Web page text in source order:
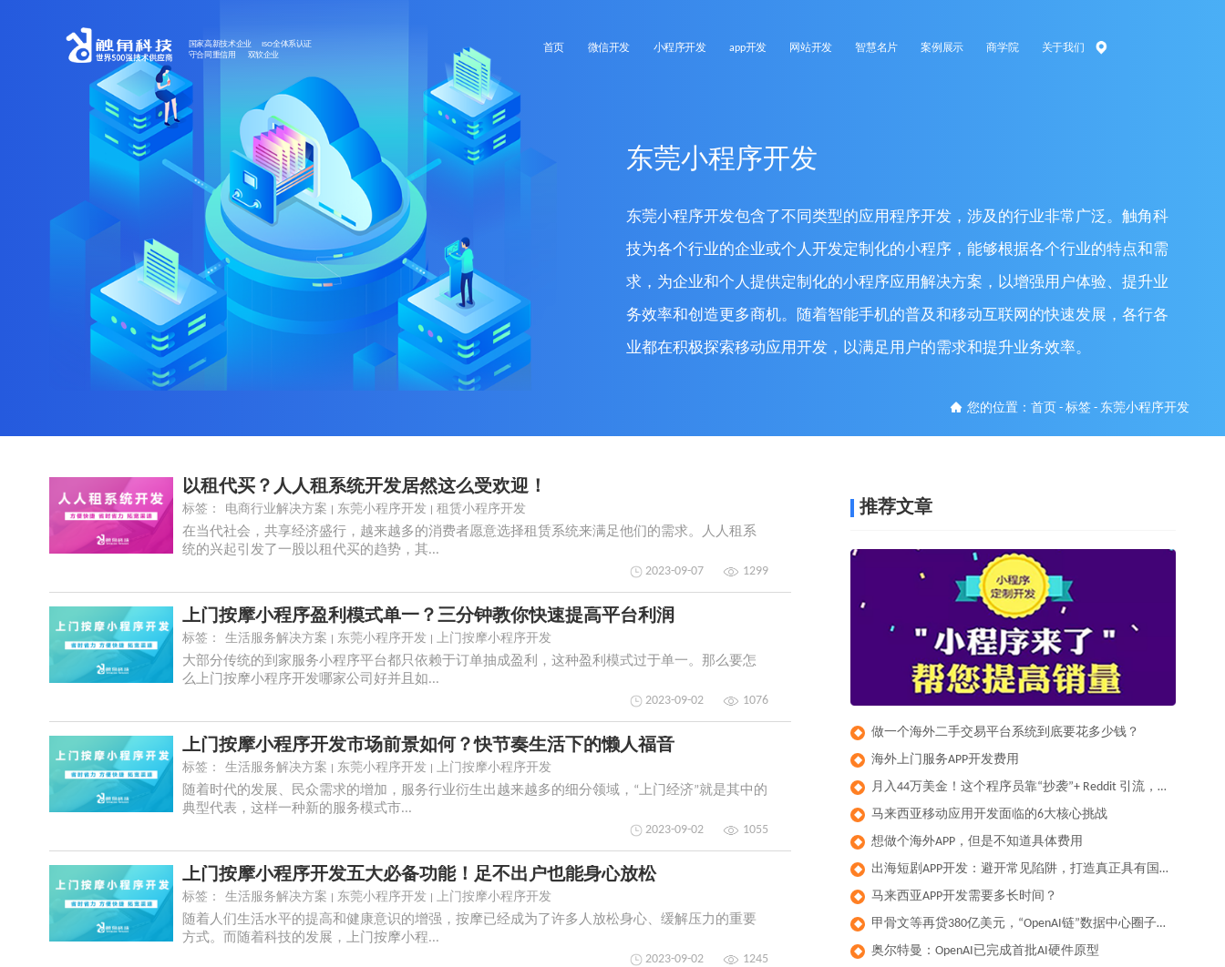
国家高新技术企业 ISO全体系认证
守合同重信用 双软企业
首页 微信开发 小程序开发 app开发 网站开发 智慧名片 案例展示 商学院 关于我们
东莞小程序开发
东莞小程序开发包含了不同类型的应用程序开发，涉及的行业非常广泛。触角科
技为各个行业的企业或个人开发定制化的小程序，能够根据各个行业的特点和需
求，为企业和个人提供定制化的小程序应用解决方案，以增强用户体验、提升业
务效率和创造更多商机。随着智能手机的普及和移动互联网的快速发展，各行各
业都在积极探索移动应用开发，以满足用户的需求和提升业务效率。
您的位置：首页 -标签 -东莞小程序开发
以租代买？人人租系统开发居然这么受欢迎！
标签： 电商行业解决方案 东莞小程序开发
租赁小程序开发
在当代社会，共享经济盛行，越来越多的消费者愿意选择租赁系统来满足他们的需求。人人租系
统的兴起引发了一股以租代买的趋势，其...
2023-09-07
1299
上门按摩小程序盈利模式单一？三分钟教你快速提高平台利润
标签： 生活服务解决方案 东莞小程序开发
上门按摩小程序开发
大部分传统的到家服务小程序平台都只依赖于订单抽成盈利，这种盈利模式过于单一。那么要怎
么上门按摩小程序开发哪家公司好并且如...
2023-09-02
1076
上门按摩小程序开发市场前景如何？快节奏生活下的懒人福音
标签： 生活服务解决方案 东莞小程序开发
上门按摩小程序开发
随着时代的发展、民众需求的增加，服务行业衍生出越来越多的细分领域，“上门经济”就是其中的
典型代表，这样一种新的服务模式市...
2023-09-02
1055
上门按摩小程序开发五大必备功能！足不出户也能身心放松
标签： 生活服务解决方案 东莞小程序开发
上门按摩小程序开发
随着人们生活水平的提高和健康意识的增强，按摩已经成为了许多人放松身心、缓解压力的重要
方式。而随着科技的发展，上门按摩小程...
2023-09-02
1245
推荐文章
◆ 做一个海外二手交易平台系统到底要花多少钱？
◆ ​海外上门服务APP开发费用
◆ 月入44万美金！这个程序员靠“抄袭”+ Reddit 引流，做出了全球爆款健身App
◆ 马来西亚移动应用开发面临的6大核心挑战
◆ 想做个海外APP，但是不知道具体费用
◆ 出海短剧APP开发：避开常见陷阱，打造真正具有国际竞争力的产品
◆ 马来西亚APP开发需要多长时间？
◆ 甲骨文等再贷380亿美元，“OpenAI链”数据中心圈子累计负债已达1000亿美元
◆ 奥尔特曼：OpenAI已完成首批AI硬件原型